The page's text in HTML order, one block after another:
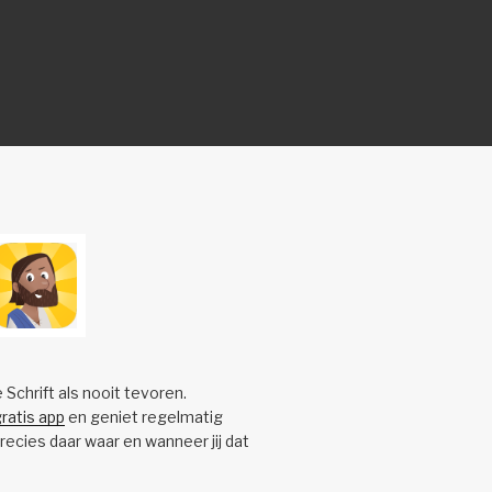
Schrift als nooit tevoren.
app en geniet regelmatig
daar waar en wanneer jij dat